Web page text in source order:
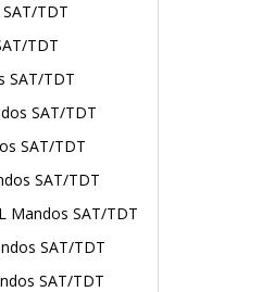
TDT
TDT
SAT/TDT
SAT/TDT
SAT/TDT
SAT/TDT
Mandos SAT/TDT
SAT/TDT
SAT/TDT